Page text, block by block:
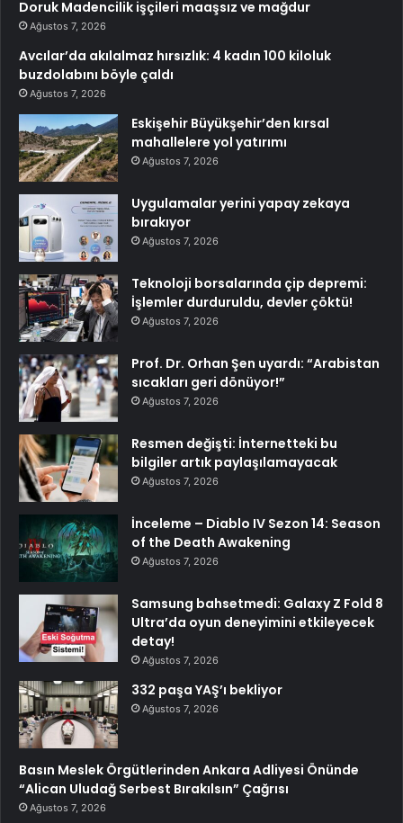
Doruk Madencilik işçileri maaşsız ve mağdur
Ağustos 7, 2026
Avcılar’da akılalmaz hırsızlık: 4 kadın 100 kiloluk
buzdolabını böyle çaldı
Ağustos 7, 2026
Eskişehir Büyükşehir’den kırsal
mahallelere yol yatırımı
Ağustos 7, 2026
Uygulamalar yerini yapay zekaya
bırakıyor
Ağustos 7, 2026
Teknoloji borsalarında çip depremi:
İşlemler durduruldu, devler çöktü!
Ağustos 7, 2026
Prof. Dr. Orhan Şen uyardı: “Arabistan
sıcakları geri dönüyor!”
Ağustos 7, 2026
Resmen değişti: İnternetteki bu
bilgiler artık paylaşılamayacak
Ağustos 7, 2026
İnceleme – Diablo IV Sezon 14: Season
of the Death Awakening
Ağustos 7, 2026
Samsung bahsetmedi: Galaxy Z Fold 8
Ultra’da oyun deneyimini etkileyecek
detay!
Ağustos 7, 2026
332 paşa YAŞ’ı bekliyor
Ağustos 7, 2026
Basın Meslek Örgütlerinden Ankara Adliyesi Önünde
“Alican Uludağ Serbest Bırakılsın” Çağrısı
Ağustos 7, 2026